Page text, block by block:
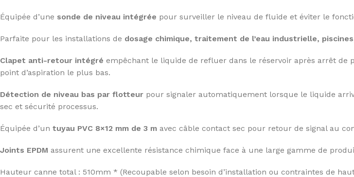
Équipée d’une sonde de niveau intégrée pour surveiller le niveau de fluide et éviter le
Parfaite pour les installations de dosage chimique, traitement de l’eau industrielle,
Clapet anti-retour intégré empêchant le liquide de refluer dans le réservoir après arrêt de
point d’aspiration le plus bas.
Détection de niveau bas par flotteur pour signaler automatiquement lorsque le liquide
sec et sécurité processus.
Équipée d’un tuyau PVC 8×12 mm de 3 m avec câble contact sec pour retour de signal au
Joints EPDM assurent une excellente résistance chimique face à une large gamme de
Hauteur canne total : 510mm * (Recoupable selon besoin d’installation ou contraintes de